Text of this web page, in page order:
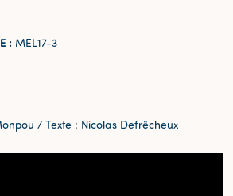
: MEL17-3
/ Texte : Nicolas Defrêcheux